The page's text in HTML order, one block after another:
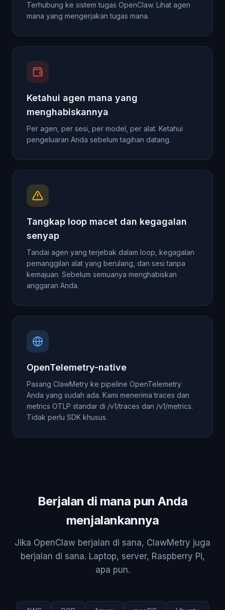
Terhubung ke sistem tugas OpenClaw. Lihat agen
mana yang mengerjakan tugas mana.
Ketahui agen mana yang
menghabiskannya
Per agen, per sesi, per model, per alat. Ketahui
pengeluaran Anda sebelum tagihan datang.
Tangkap loop macet dan kegagalan
senyap
Tandai agen yang terjebak dalam loop, kegagalan
pemanggilan alat yang berulang, dan sesi tanpa
kemajuan. Sebelum semuanya menghabiskan
anggaran Anda.
OpenTelemetry-native
Pasang ClawMetry ke pipeline OpenTelemetry
Anda yang sudah ada. Kami menerima traces dan
metrics OTLP standar di /v1/traces dan /v1/metrics.
Tidak perlu SDK khusus.
Berjalan di mana pun Anda
menjalankannya
Jika OpenClaw berjalan di sana, ClawMetry juga
berjalan di sana. Laptop, server, Raspberry Pi,
apa pun.